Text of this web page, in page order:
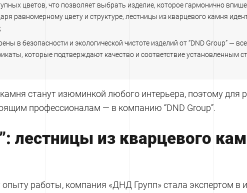
цветов, что позволяет выбрать изделие, которое гармонично
равномерному цвету и структуре, лестницы из кварцевого камня
в безопасности и экологической чистоте изделий от “DND Group” —
которые подтверждают качество и соответствие установленным
станут изюминкой любого интерьера, поэтому для
профессионалам — в компанию “DND Group”.
лестницы из кварцевого
работы, компания «ДНД Групп» стала экспертом в